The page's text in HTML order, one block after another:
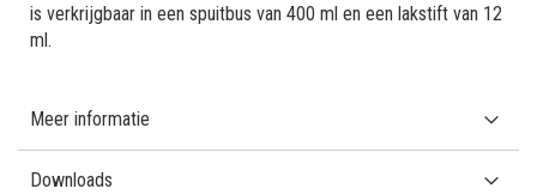
is verkrijgbaar in een spuitbus van 400 ml en een lakstift van 12
ml.
Meer informatie
Downloads